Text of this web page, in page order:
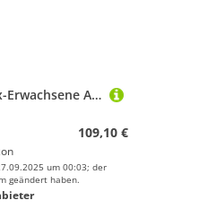
Rawlings Unisex-Erwachsene Adult Birch Wood Baseball Bat | Big Stick Elite | Multiple Colors/Styles Baseballschläger aus Holz, Natur/Marineblau – 110 Profil, 34"
109,10 €
um 00:03; der
geändert haben.